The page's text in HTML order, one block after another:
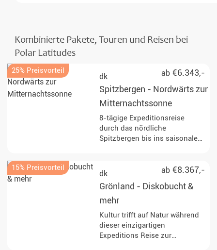
Kombinierte Pakete, Touren und Reisen bei
Polar Latitudes
25% Preisvorteil ab €6.343,-
dk
Spitzbergen - Nordwärts zur
Mitternachtssonne
8-tägige Expeditionsreise
durch das nördliche
Spitzbergen bis ins saisonale
und mit etwas Glück Eisbären
arktische Tundra. Start und
Ende in Longyearbyen.
15% Preisvorteil ab €8.367,-
dk
Grönland - Diskobucht &
mehr
Kultur trifft auf Natur während
dieser einzigartigen
Expeditions Reise zur